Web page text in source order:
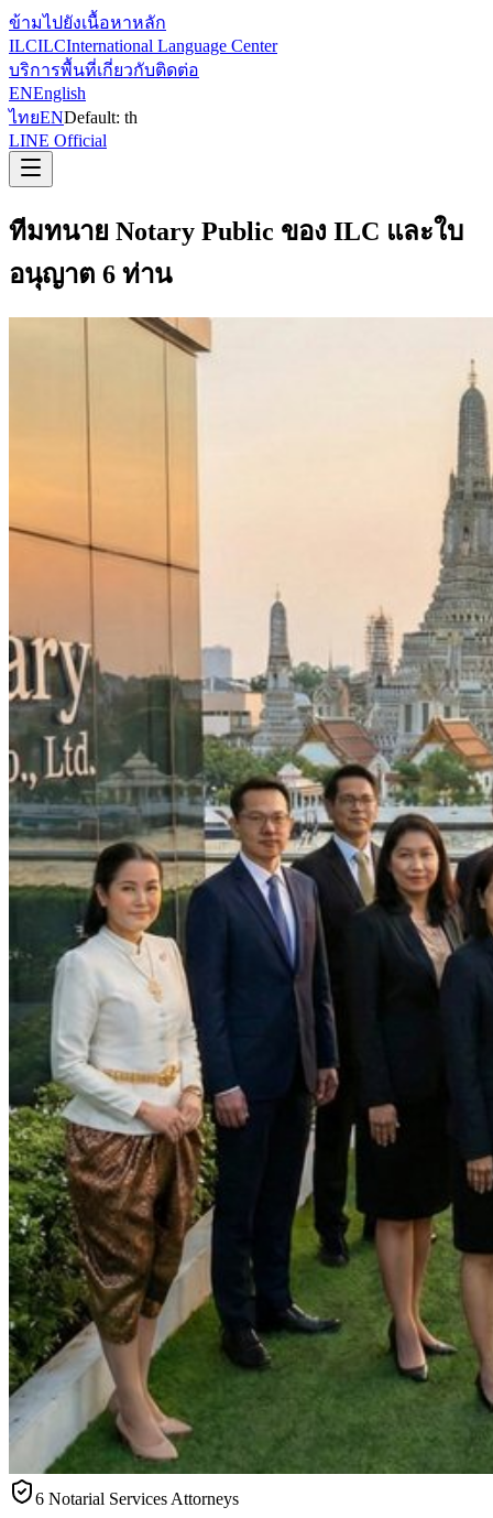
ข้ามไปยังเนื้อหาหลัก
ILCILCInternational Language Center
บริการพื้นที่เกี่ยวกับติดต่อ
ENEnglish
ไทยENDefault: th
LINE Official
ทีมทนาย Notary Public ของ ILC และใบ
อนุญาต 6 ท่าน
6 Notarial Services Attorneys